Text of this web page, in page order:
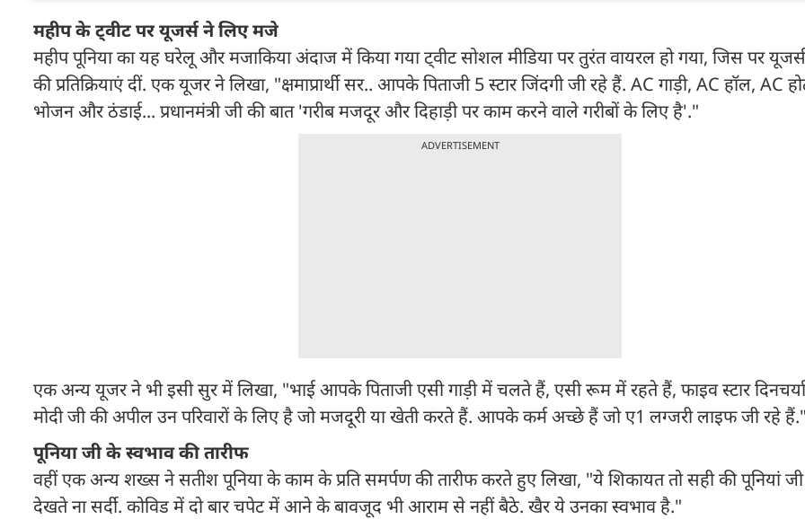
महीप के ट्वीट पर यूजर्स ने लिए मजे
महीप पूनिया का यह घरेलू और मजाकिया अंदाज में किया गया ट्वीट सोशल मीडिया पर तुरंत वायरल हो गया, जिस पर
की प्रतिक्रियाएं दीं. एक यूजर ने लिखा, "क्षमाप्रार्थी सर.. आपके पिताजी 5 स्टार जिंदगी जी रहे हैं. AC गाड़ी, AC हॉल, AC
भोजन और ठंडाई... प्रधानमंत्री जी की बात 'गरीब मजदूर और दिहाड़ी पर काम करने वाले गरीबों के लिए है'."
ADVERTISEMENT
एक अन्य यूजर ने भी इसी सुर में लिखा, "भाई आपके पिताजी एसी गाड़ी में चलते हैं, एसी रूम में रहते हैं, फाइव स्टार
मोदी जी की अपील उन परिवारों के लिए है जो मजदूरी या खेती करते हैं. आपके कर्म अच्छे हैं जो ए1 लग्जरी लाइफ जी रहे हैं."
पूनिया जी के स्वभाव की तारीफ
वहीं एक अन्य शख्स ने सतीश पूनिया के काम के प्रति समर्पण की तारीफ करते हुए लिखा, "ये शिकायत तो सही की पूनियां जी
देखते ना सर्दी. कोविड में दो बार चपेट में आने के बावजूद भी आराम से नहीं बैठे. खैर ये उनका स्वभाव है."